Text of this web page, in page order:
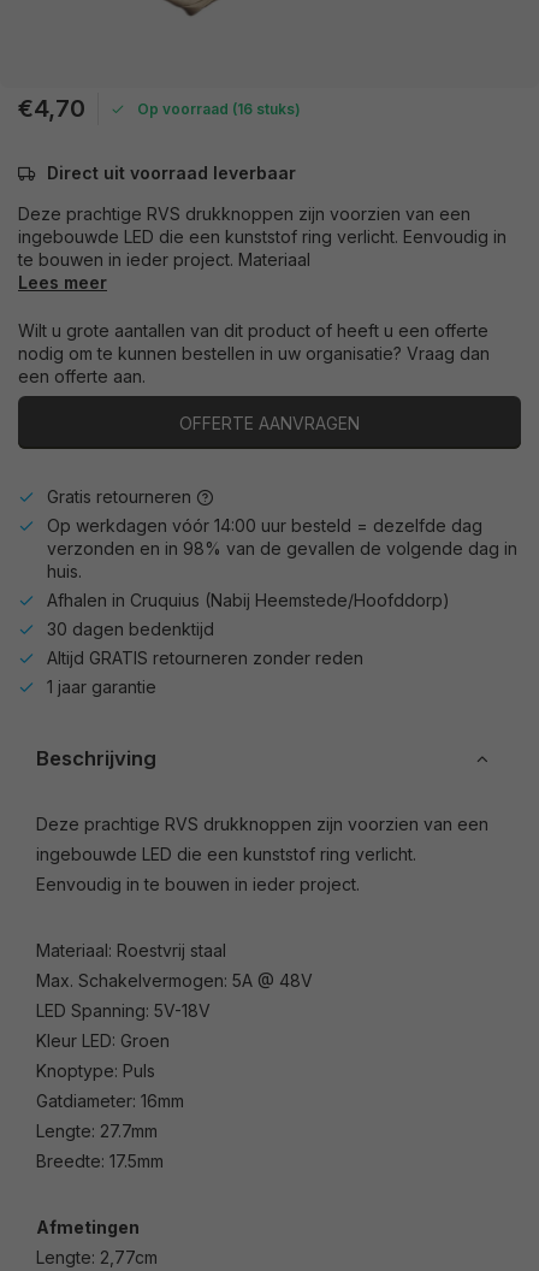
€4,70 Op voorraad (16 stuks)
Direct uit voorraad leverbaar
Deze prachtige RVS drukknoppen zijn voorzien van een
ingebouwde LED die een kunststof ring verlicht. Eenvoudig in
te bouwen in ieder project. Materiaal
Lees meer
Wilt u grote aantallen van dit product of heeft u een offerte
nodig om te kunnen bestellen in uw organisatie? Vraag dan
een offerte aan.
OFFERTE AANVRAGEN
Gratis retourneren
Op werkdagen vóór 14:00 uur besteld = dezelfde dag
verzonden en in 98% van de gevallen de volgende dag in
huis.
Afhalen in Cruquius (Nabij Heemstede/Hoofddorp)
30 dagen bedenktijd
Altijd GRATIS retourneren zonder reden
1 jaar garantie
Beschrijving
Deze prachtige RVS drukknoppen zijn voorzien van een
ingebouwde LED die een kunststof ring verlicht.
Eenvoudig in te bouwen in ieder project.
Materiaal: Roestvrij staal
Max. Schakelvermogen: 5A @ 48V
LED Spanning: 5V-18V
Kleur LED: Groen
Knoptype: Puls
Gatdiameter: 16mm
Lengte: 27.7mm
Breedte: 17.5mm
Afmetingen
Lengte: 2,77cm